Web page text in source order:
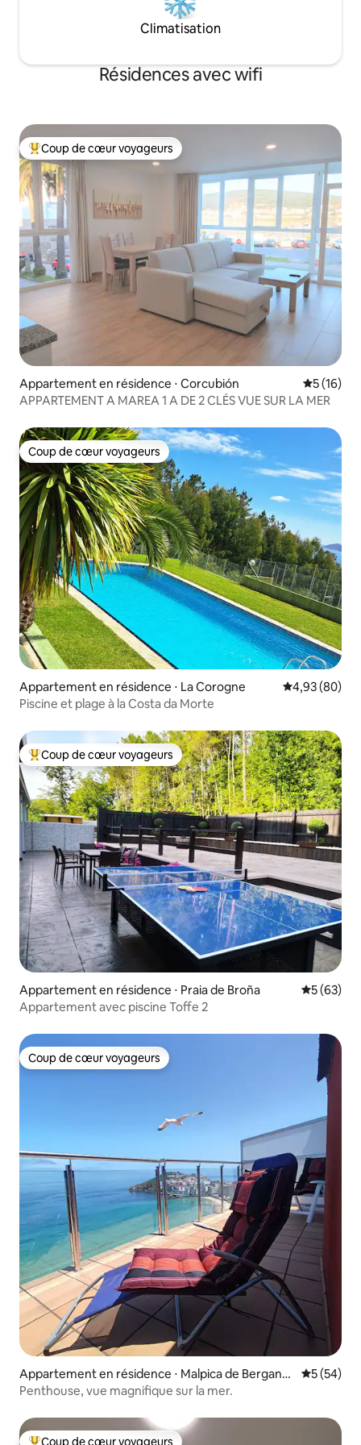
Climatisation
Résidences avec wifi
Coups de cœur voyageurs les plus appréciés
Coup de cœur voyageurs
Appartement en résidence ⋅ Corcubión
5 (16)
APPARTEMENT A MAREA 1 A DE 2 CLÉS VUE SUR LA MER
Coup de cœur voyageurs
Coup de cœur voyageurs
Appartement en résidence ⋅ La Corogne Évaluation
4,93 (80)
Piscine et plage à la Costa da Morte
Coups de cœur voyageurs les plus appréciés
Coup de cœur voyageurs
Appartement en résidence ⋅ Praia de Broña
5 (63)
Appartement avec piscine Toffe 2
Coup de cœur voyageurs
Coup de cœur voyageurs
Appartement en résidence ⋅ Malpica de Berganti
ños
5 (54)
Penthouse, vue magnifique sur la mer.
Coup de cœur voyageurs